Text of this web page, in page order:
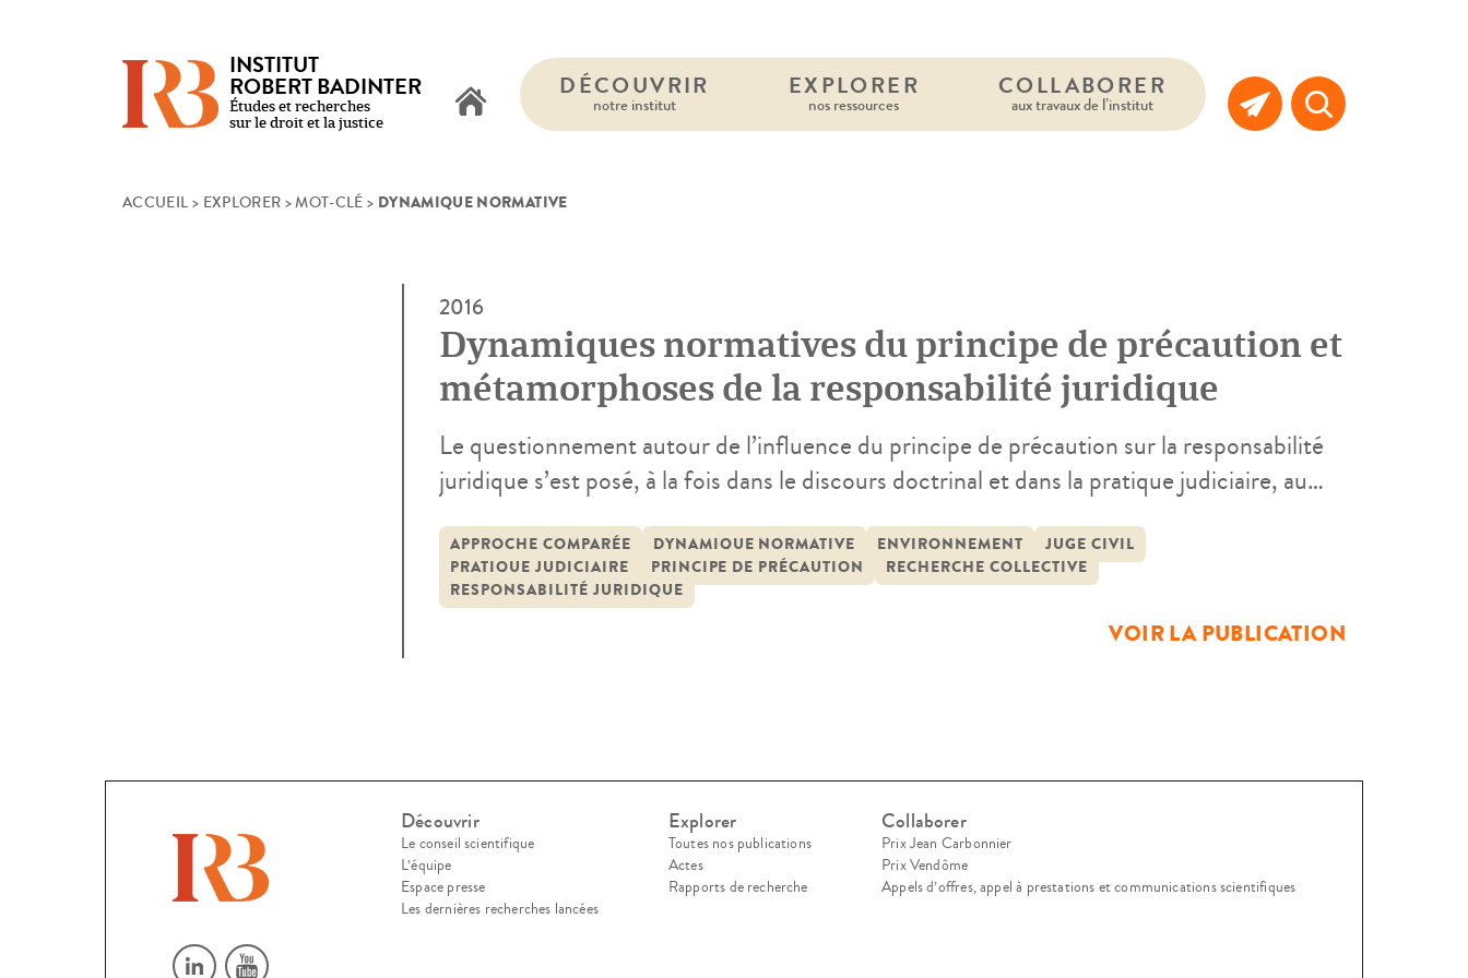
INSTITUT
ROBERT BADINTER
Études et recherches
sur le droit et la justice
DÉCOUVRIR
notre institut
EXPLORER
nos ressources
COLLABORER
aux travaux de l’institut
ACCUEIL > EXPLORER >MOT-CLÉ > DYNAMIQUE NORMATIVE
2016
Dynamiques normatives du principe de précaution et
métamorphoses de la responsabilité juridique
Le questionnement autour de l’influence du principe de précaution sur la responsabilité
juridique s’est posé, à la fois dans le discours doctrinal et dans la pratique judiciaire, au
entraine pour l’environnement et le vivant. Face à une croissante demande répressive et
indemnitaire provenant du corps […]
APPROCHE COMPARÉE DYNAMIQUE NORMATIVE ENVIRONNEMENT
JUGE CIVIL
PRATIQUE JUDICIAIRE
PRINCIPE DE PRÉCAUTION
RECHERCHE COLLECTIVE
RESPONSABILITÉ JURIDIQUE
VOIR LA PUBLICATION
Découvrir
Le conseil scientifique
L’équipe
Espace presse
Les dernières recherches lancées
Explorer
Toutes nos publications
Actes
Rapports de recherche
Collaborer
Prix Jean Carbonnier
Prix Vendôme
Appels d’offres, appel à prestations et communications scientifiques